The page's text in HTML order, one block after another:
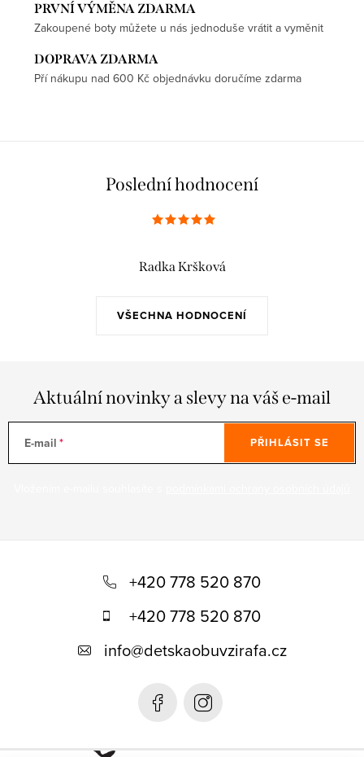
PRVNÍ VÝMĚNA ZDARMA
Zakoupené boty můžete u nás jednoduše vrátit a vyměnit
DOPRAVA ZDARMA
Pří nákupu nad 600 Kč objednávku doručíme zdarma
Poslední hodnocení
VŠECHNA HODNOCENÍ
Radka Kršková
Aktuální novinky a slevy na váš e-mail
E-mail PŘIHLÁSIT SE
+420 778 520 870
+420 778 520 870
info@detskaobuvzirafa.cz